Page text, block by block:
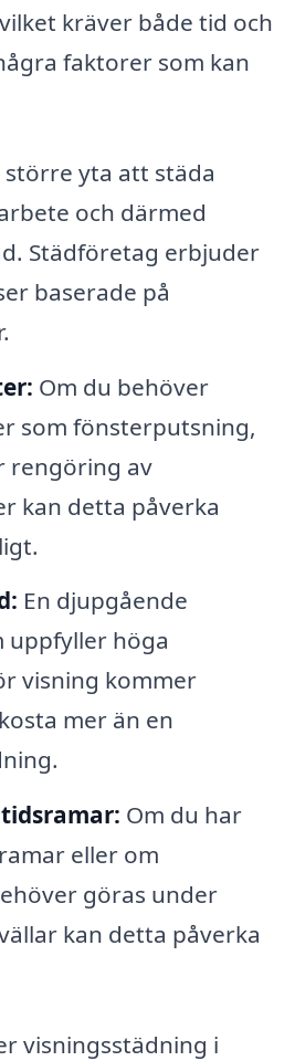
kräver både tid och
faktorer som kan
större yta att städa
och därmed
Städföretag erbjuder
baserade på
Om du behöver
som fönsterputsning,
rengöring av
kan detta påverka
En djupgående
uppfyller höga
visning kommer
mer än en
Om du har
eller om
göras under
kan detta påverka
visningsstädning i